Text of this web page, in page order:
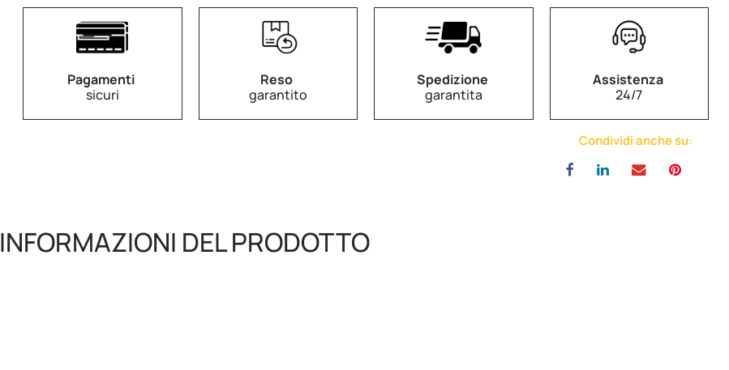
Pagamenti
sicuri
Reso
garantito
Spedizione
garantita
Assistenza
24/7
Condividi anche su:
INFORMAZIONI DEL PRODOTTO